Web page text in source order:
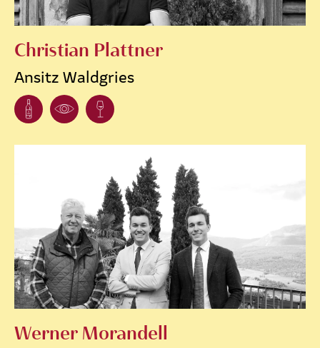
Christian Plattner
Ansitz Waldgries
Werner Morandell